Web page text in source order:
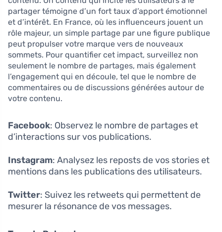
partager témoigne d’un fort taux d’apport émotionnel
et d’intérêt. En France, où les influenceurs jouent un
rôle majeur, un simple partage par une figure publique
peut propulser votre marque vers de nouveaux
sommets. Pour quantifier cet impact, surveillez non
seulement le nombre de partages, mais également
l’engagement qui en découle, tel que le nombre de
commentaires ou de discussions générées autour de
votre contenu.
Facebook: Observez le nombre de partages et
d’interactions sur vos publications.
Instagram: Analysez les reposts de vos stories et
mentions dans les publications des utilisateurs.
Twitter: Suivez les retweets qui permettent de
mesurer la résonance de vos messages.